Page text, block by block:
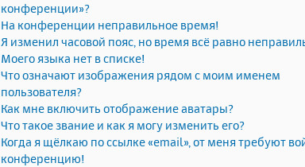
конференции»?
На конференции неправильное время!
Я изменил часовой пояс, но время всё равно
Моего языка нет в списке!
Что означают изображения рядом с моим именем
пользователя?
Как мне включить отображение аватары?
Что такое звание и как я могу изменить его?
Когда я щёлкаю по ссылке «email», от меня требуют
конференцию!